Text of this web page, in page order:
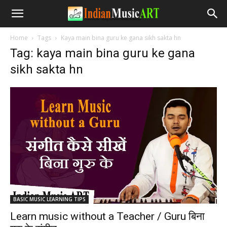
Home Tags Kaya main bina guru ke gana sikh sakta hn
Tag: kaya main bina guru ke gana
sikh sakta hn
BASIC MUSIC LEARNING TIPS
Learn music without a Teacher / Guru बिना